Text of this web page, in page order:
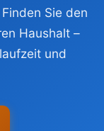
Sie den
Haushalt –
und